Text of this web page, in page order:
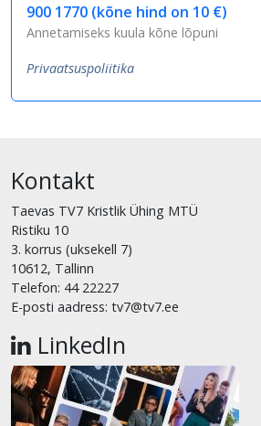
900 1770 (kõne hind on 10 €)
Annetamiseks kuula kõne lõpuni
Privaatsuspoliitika
Kontakt
Taevas TV7 Kristlik Ühing MTÜ
Ristiku 10
3. korrus (uksekell 7)
10612, Tallinn
Telefon: 44 22227
E-posti aadress: tv7@tv7.ee
LinkedIn